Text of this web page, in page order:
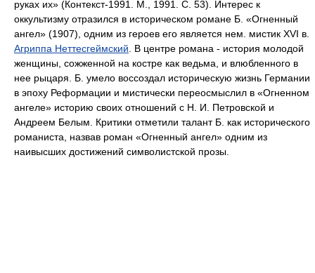
руках их» (Контекст-1991. М., 1991. С. 53). Интерес к
оккультизму отразился в историческом романе Б. «Огненный
ангел» (1907), одним из героев его является нем. мистик XVI в.
Агриппа Неттесгеймский . В центре романа - история молодой
женщины, сожженной на костре как ведьма, и влюбленного в
нее рыцаря. Б. умело воссоздал историческую жизнь Германии
в эпоху Реформации и мистически переосмыслил в «Огненном
ангеле» историю своих отношений с Н. И. Петровской и
Андреем Белым. Критики отметили талант Б. как исторического
романиста, назвав роман «Огненный ангел» одним из
наивысших достижений символистской прозы.